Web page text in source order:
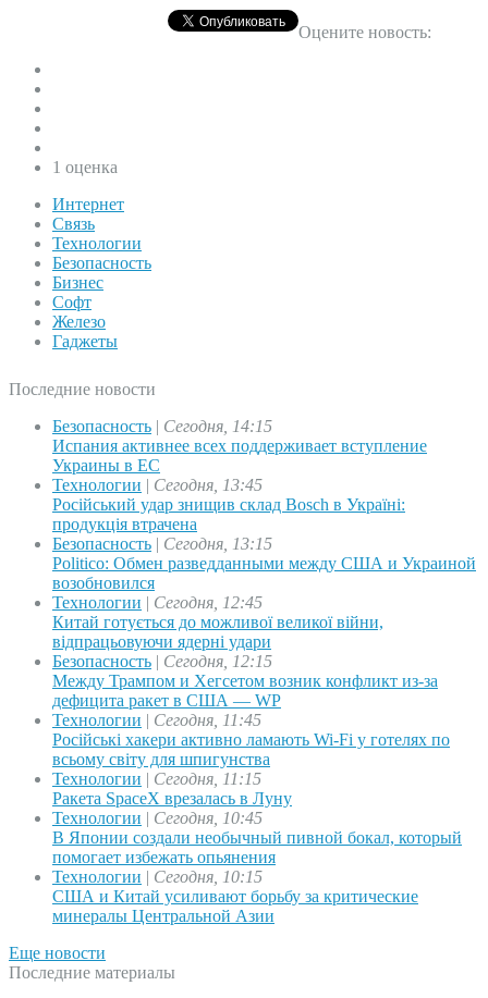
Оцените новость:
1 оценка
Интернет
Связь
Технологии
Безопасность
Бизнес
Софт
Железо
Гаджеты
Последние новости
Безопасность | Сегодня, 14:15
Испания активнее всех поддерживает вступление
Украины в ЕС
Технологии | Сегодня, 13:45
Російський удар знищив склад Bosch в Україні:
продукція втрачена
Безопасность | Сегодня, 13:15
Politico: Обмен разведданными между США и Украиной
возобновился
Технологии | Сегодня, 12:45
Китай готується до можливої великої війни,
відпрацьовуючи ядерні удари
Безопасность | Сегодня, 12:15
Между Трампом и Хегсетом возник конфликт из-за
дефицита ракет в США — WP
Технологии | Сегодня, 11:45
Російські хакери активно ламають Wi-Fi у готелях по
всьому світу для шпигунства
Технологии | Сегодня, 11:15
Ракета SpaceX врезалась в Луну
Технологии | Сегодня, 10:45
В Японии создали необычный пивной бокал, который
помогает избежать опьянения
Технологии | Сегодня, 10:15
США и Китай усиливают борьбу за критические
минералы Центральной Азии
Еще новости
Последние материалы